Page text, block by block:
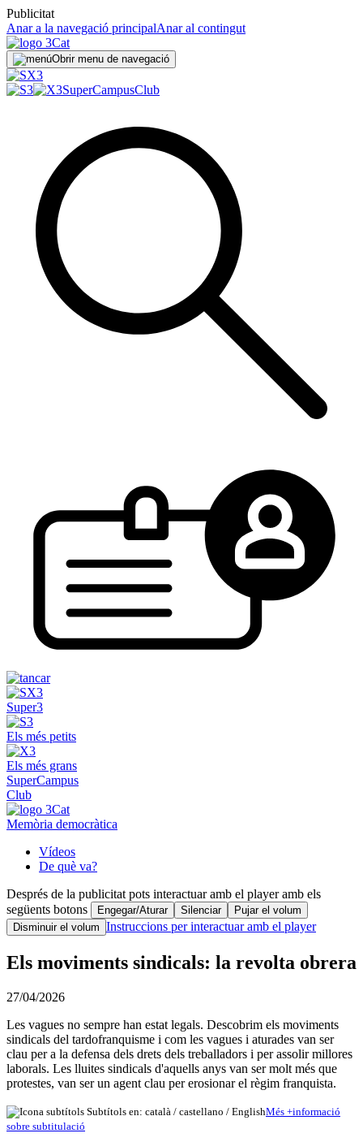
Publicitat
Anar a la navegació principalAnar al contingut
Obrir menu de navegació
SuperCampusClub
Super3
Els més petits
Els més grans
SuperCampus
Club
Memòria democràtica
Vídeos
De què va?
Després de la publicitat pots interactuar amb el player amb els
següents botons
Engegar/Aturar Silenciar
Pujar el volum
Disminuir el volum Instruccions per interactuar amb el player
Els moviments sindicals: la revolta obrera
27/04/2026
Les vagues no sempre han estat legals. Descobrim els moviments
sindicals del tardofranquisme i com les vagues i aturades van ser
clau per a la defensa dels drets dels treballadors i per assolir millores
laborals. Les lluites sindicals d'aquells anys van ser molt més que
protestes, van ser un agent clau per erosionar el règim franquista.
Subtítols en: català / castellano / EnglishMés +informació
sobre subtitulació